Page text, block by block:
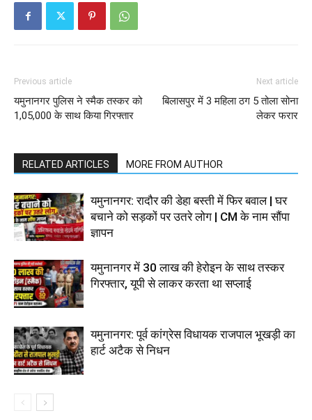
Previous article
यमुनानगर पुलिस ने स्मैक तस्कर को
1,05,000 के साथ किया गिरफ्तार
Next article
बिलासपुर में 3 महिला ठग 5 तोला सोना
लेकर फरार
RELATED ARTICLES MORE FROM AUTHOR
यमुनानगर: रादौर की डेहा बस्ती में फिर बवाल | घर
बचाने को सड़कों पर उतरे लोग | CM के नाम सौंपा
ज्ञापन
यमुनानगर में 30 लाख की हेरोइन के साथ तस्कर
गिरफ्तार, यूपी से लाकर करता था सप्लाई
यमुनानगर: पूर्व कांग्रेस विधायक राजपाल भूखड़ी का
हार्ट अटैक से निधन